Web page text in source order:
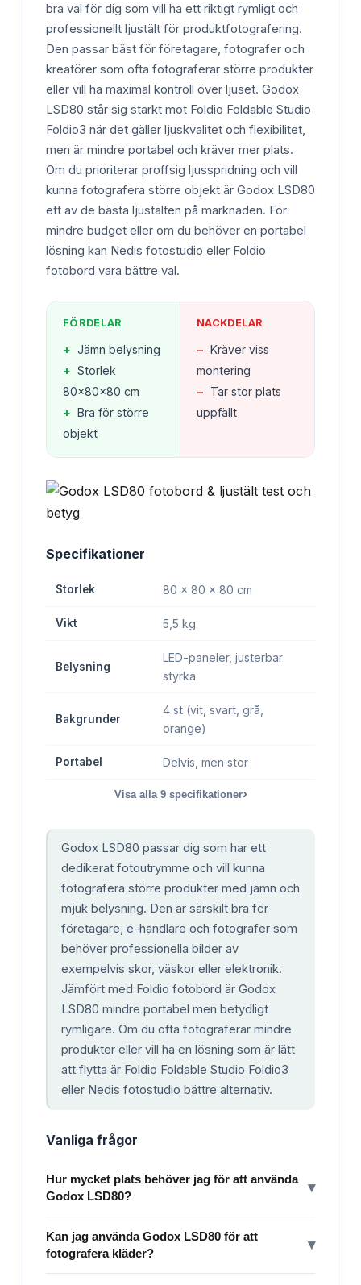
bra val för dig som vill ha ett riktigt rymligt och
professionellt ljustält för produktfotografering.
Den passar bäst för företagare, fotografer och
kreatörer som ofta fotograferar större produkter
eller vill ha maximal kontroll över ljuset. Godox
LSD80 står sig starkt mot Foldio Foldable Studio
Foldio3 när det gäller ljuskvalitet och flexibilitet,
men är mindre portabel och kräver mer plats.
Om du prioriterar proffsig ljusspridning och vill
kunna fotografera större objekt är Godox LSD80
ett av de bästa ljustälten på marknaden. För
mindre budget eller om du behöver en portabel
lösning kan Nedis fotostudio eller Foldio
fotobord vara bättre val.
FÖRDELAR
+ Jämn belysning
+ Storlek
80x80x80 cm
+ Bra för större
objekt
NACKDELAR
− Kräver viss
montering
− Tar stor plats
uppfällt
Specifikationer
Storlek 80 x 80 x 80 cm
Vikt 5,5 kg
Belysning
LED-paneler, justerbar
styrka
Bakgrunder
4 st (vit, svart, grå,
orange)
Portabel Delvis, men stor
Visa alla 9specifikationer›
Godox LSD80 passar dig som har ett
dedikerat fotoutrymme och vill kunna
fotografera större produkter med jämn och
mjuk belysning. Den är särskilt bra för
företagare, e-handlare och fotografer som
behöver professionella bilder av
exempelvis skor, väskor eller elektronik.
Jämfört med Foldio fotobord är Godox
LSD80 mindre portabel men betydligt
rymligare. Om du ofta fotograferar mindre
produkter eller vill ha en lösning som är lätt
att flytta är Foldio Foldable Studio Foldio3
eller Nedis fotostudio bättre alternativ.
Vanliga frågor
Hur mycket plats behöver jag för att använda
Godox LSD80?
▾
Kan jag använda Godox LSD80 för att
fotografera kläder?
▾